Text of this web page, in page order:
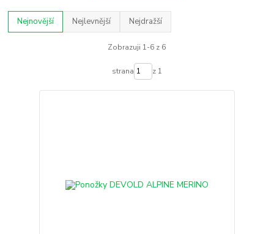
Nejnovější Nejlevnější Nejdražší
Zobrazuji 1-6 z 6
strana z 1